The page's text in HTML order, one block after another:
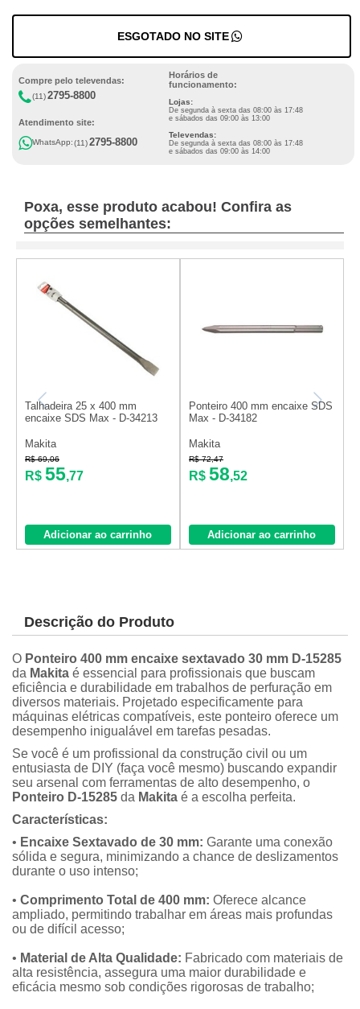
ESGOTADO NO SITE
Compre pelo televendas:
(11)2795-8800
Atendimento site:
WhatsApp:(11)2795-8800
Horários de
funcionamento:
Lojas:
De segunda à sexta das 08:00 às 17:48
e sábados das 09:00 às 13:00
Televendas:
De segunda à sexta das 08:00 às 17:48
e sábados das 09:00 às 14:00
Poxa, esse produto acabou! Confira as
opções semelhantes:
Talhadeira 25 x 400 mm
encaixe SDS Max - D-34213
Makita
R$ 69,06
R$ 55,77
Adicionar ao carrinho
Ponteiro 400 mm encaixe SDS
Max - D-34182
Makita
R$ 72,47
R$ 58,52
Adicionar ao carrinho
Descrição do Produto
O Ponteiro 400 mm encaixe sextavado 30 mm D-15285
da Makita é essencial para profissionais que buscam
eficiência e durabilidade em trabalhos de perfuração em
diversos materiais. Projetado especificamente para
máquinas elétricas compatíveis, este ponteiro oferece um
desempenho inigualável em tarefas pesadas.
Se você é um profissional da construção civil ou um
entusiasta de DIY (faça você mesmo) buscando expandir
seu arsenal com ferramentas de alto desempenho, o
Ponteiro D-15285 da Makita é a escolha perfeita.
Características:
• Encaixe Sextavado de 30 mm: Garante uma conexão
sólida e segura, minimizando a chance de deslizamentos
durante o uso intenso;
• Comprimento Total de 400 mm: Oferece alcance
ampliado, permitindo trabalhar em áreas mais profundas
ou de difícil acesso;
• Material de Alta Qualidade: Fabricado com materiais de
alta resistência, assegura uma maior durabilidade e
eficácia mesmo sob condições rigorosas de trabalho;